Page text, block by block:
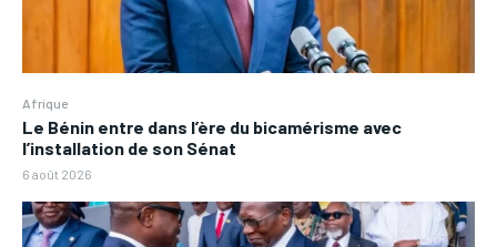
Afrique
Le Bénin entre dans l’ère du bicamérisme avec
l’installation de son Sénat
6 août 2026